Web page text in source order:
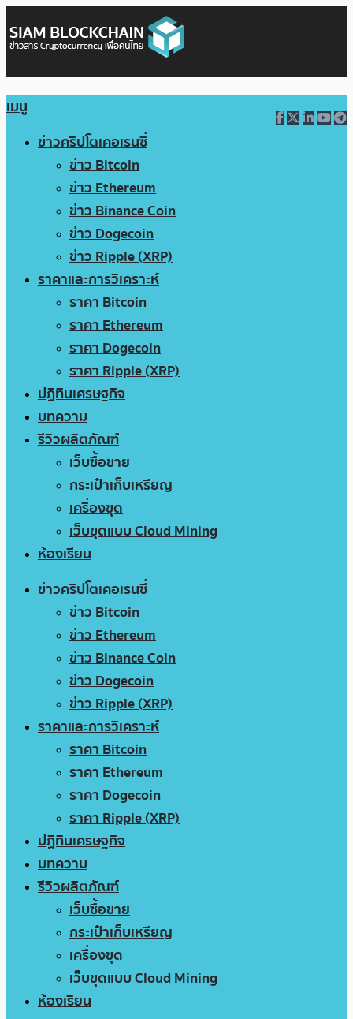
เมนู
ข่าวคริปโตเคอเรนซี่
ข่าว Bitcoin
ข่าว Ethereum
ข่าว Binance Coin
ข่าว Dogecoin
ข่าว Ripple (XRP)
ราคาและการวิเคราะห์
ราคา Bitcoin
ราคา Ethereum
ราคา Dogecoin
ราคา Ripple (XRP)
ปฏิทินเศรษฐกิจ
บทความ
รีวิวผลิตภัณฑ์
เว็บซื้อขาย
กระเป๋าเก็บเหรียญ
เครื่องขุด
เว็บขุดแบบ Cloud Mining
ห้องเรียน
ข่าวคริปโตเคอเรนซี่
ข่าว Bitcoin
ข่าว Ethereum
ข่าว Binance Coin
ข่าว Dogecoin
ข่าว Ripple (XRP)
ราคาและการวิเคราะห์
ราคา Bitcoin
ราคา Ethereum
ราคา Dogecoin
ราคา Ripple (XRP)
ปฏิทินเศรษฐกิจ
บทความ
รีวิวผลิตภัณฑ์
เว็บซื้อขาย
กระเป๋าเก็บเหรียญ
เครื่องขุด
เว็บขุดแบบ Cloud Mining
ห้องเรียน